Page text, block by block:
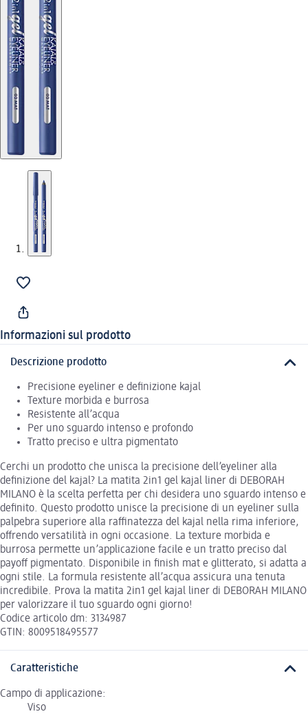
Informazioni sul prodotto
Descrizione prodotto
Precisione eyeliner e definizione kajal
Texture morbida e burrosa
Resistente all’acqua
Per uno sguardo intenso e profondo
Tratto preciso e ultra pigmentato
Cerchi un prodotto che unisca la precisione dell’eyeliner alla
definizione del kajal? La matita 2in1 gel kajal liner di DEBORAH
MILANO è la scelta perfetta per chi desidera uno sguardo intenso e
definito. Questo prodotto unisce la precisione di un eyeliner sulla
palpebra superiore alla raffinatezza del kajal nella rima inferiore,
offrendo versatilità in ogni occasione. La texture morbida e
burrosa permette un’applicazione facile e un tratto preciso dal
payoff pigmentato. Disponibile in finish mat e glitterato, si adatta a
ogni stile. La formula resistente all’acqua assicura una tenuta
incredibile. Prova la matita 2in1 gel kajal liner di DEBORAH MILANO
per valorizzare il tuo sguardo ogni giorno!
Codice articolo dm: 3134987
GTIN: 8009518495577
Caratteristiche
Campo di applicazione:
Viso